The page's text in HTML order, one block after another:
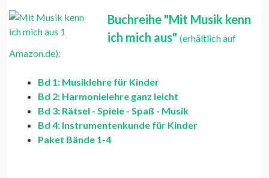
Buchreihe "Mit Musik kenn
ich mich aus"(erhältlich auf
Amazon.de):
Bd 1: Musiklehre für Kinder
Bd 2: Harmonielehre ganz leicht
Bd 3: Rätsel - Spiele - Spaß - Musik
Bd 4: Instrumentenkunde für Kinder
Paket Bände 1-4